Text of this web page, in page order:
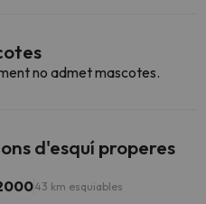
no admet mascotes.
d'esquí properes
43 km esquiables